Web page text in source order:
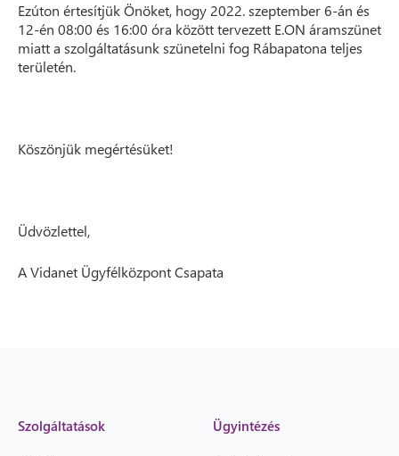
Ezúton értesítjük Önöket, hogy 2022. szeptember 6-án és
12-én 08:00 és 16:00 óra között tervezett E.ON áramszünet
miatt a szolgáltatásunk szünetelni fog Rábapatona teljes
területén.
Köszönjük megértésüket!
Üdvözlettel,
A Vidanet Ügyfélközpont Csapata
Szolgáltatások Ügyintézés